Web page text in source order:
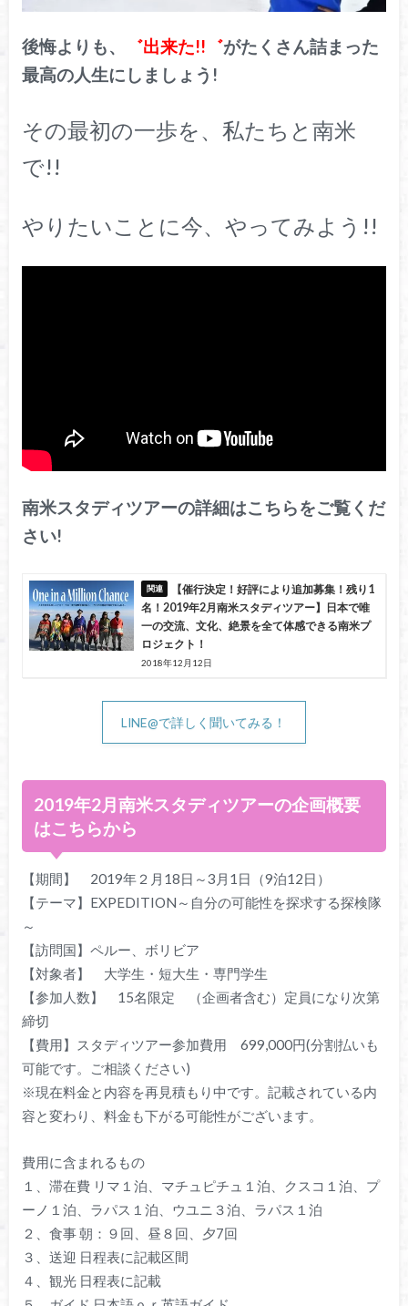
後悔よりも、 ゛出来た!!゛がたくさん詰まった
最高の人生にしましょう!
その最初の一歩を、私たちと南米
で!!
やりたいことに今、やってみよう!!
南米スタディツアーの詳細はこちらをご覧くだ
さい!
【催行決定！好評により追加募集！残り1
名！2019年2月南米スタディツアー】日本で唯
一の交流、文化、絶景を全て体感できる南米プ
ロジェクト！
2018年12月12日
LINE@で詳しく聞いてみる！
2019年2月南米スタディツアーの企画概要
はこちらから
【期間】 2019年２月18日～3月1日（9泊12日）
【テーマ】EXPEDITION～自分の可能性を探求する探検隊
～
【訪問国】ペルー、ボリビア
【対象者】 大学生・短大生・専門学生
【参加人数】 15名限定 （企画者含む）定員になり次第
締切
【費用】スタディツアー参加費用 699,000円(分割払いも
可能です。ご相談ください)
※現在料金と内容を再見積もり中です。記載されている内
容と変わり、料金も下がる可能性がございます。
費用に含まれるもの
１、滞在費 リマ１泊、マチュピチュ１泊、クスコ１泊、プ
ーノ１泊、ラパス１泊、ウユニ３泊、ラパス１泊
２、食事 朝：９回、昼８回、夕7回
３、送迎 日程表に記載区間
４、観光 日程表に記載